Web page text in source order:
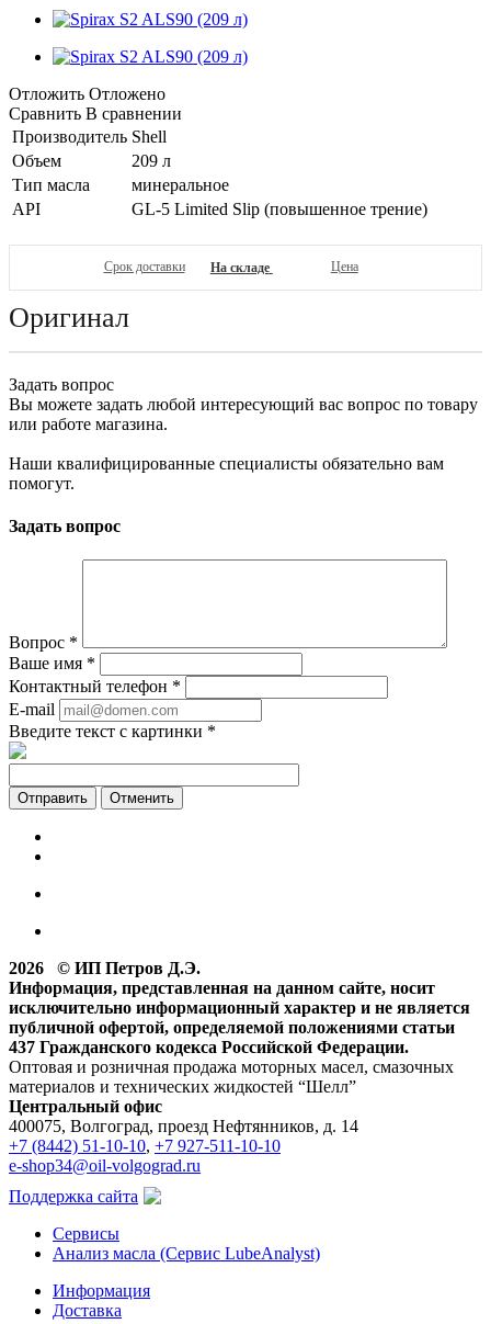
Отложить Отложено
Сравнить В сравнении
Производитель Shell
Объем
209 л
Тип масла
минеральное
API
GL-5 Limited Slip (повышенное трение)
Срок доставки На складе Цена
Оригинал
Задать вопрос
Вы можете задать любой интересующий вас вопрос по товару
или работе магазина.
Наши квалифицированные специалисты обязательно вам
помогут.
Задать вопрос
Вопрос *
Ваше имя *
Контактный телефон *
E-mail
Введите текст с картинки *
Отменить
2026 © ИП Петров Д.Э.
Информация, представленная на данном сайте, носит
исключительно информационный характер и не является
публичной офертой, определяемой положениями статьи
437 Гражданского кодекса Российской Федерации.
Оптовая и розничная продажа моторных масел, смазочных
материалов и технических жидкостей “Шелл”
Центральный офис
400075, Волгоград, проезд Нефтянников, д. 14
+7 (8442) 51-10-10, +7 927-511-10-10
e-shop34@oil-volgograd.ru
Поддержка сайта
Сервисы
Анализ масла (Сервис LubeAnalyst)
Информация
Доставка